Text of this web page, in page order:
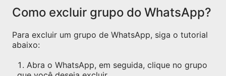
Como excluir grupo do WhatsApp?
Para excluir um grupo de WhatsApp, siga o tutorial
abaixo:
Abra o WhatsApp, em seguida, clique no grupo